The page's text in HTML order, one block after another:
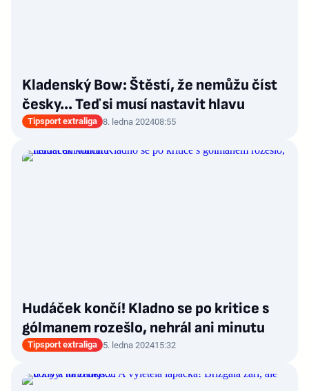
Kladenský Bow: Štěstí, že nemůžu číst
česky… Teď si musí nastavit hlavu
Tipsport extraliga 8. ledna 202408:55
Hudáček končí! Kladno se po kritice s
gólmanem rozešlo, nehrál ani minutu
Tipsport extraliga 5. ledna 202415:32